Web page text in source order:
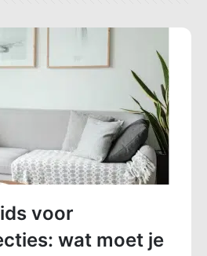
voor
wat moet je